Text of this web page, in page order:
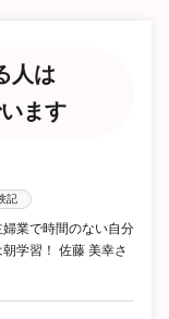
人は
ます
記
業で時間のない自分
学習！ 佐藤 美幸さ